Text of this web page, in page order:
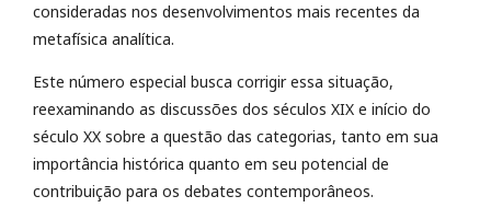
consideradas nos desenvolvimentos mais recentes da
metafísica analítica.
Este número especial busca corrigir essa situação,
reexaminando as discussões dos séculos XIX e início do
século XX sobre a questão das categorias, tanto em sua
importância histórica quanto em seu potencial de
contribuição para os debates contemporâneos.